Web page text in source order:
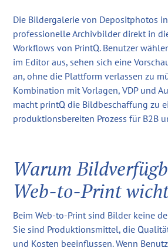
Die Bildergalerie von Depositphotos
professionelle Archivbilder direkt in
Workflows von PrintQ. Benutzer
im Editor aus, sehen sich eine
an, ohne die Plattform verlassen zu
Kombination mit Vorlagen, VDP und
macht printQ die Bildbeschaffung zu
produktionsbereiten Prozess für B2B
Warum
Web-to-Print
Beim Web-to-Print sind Bilder keine
Sie sind Produktionsmittel, die
und Kosten beeinflussen. Wenn